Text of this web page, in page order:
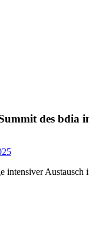
des bdia
intensiver Austausch